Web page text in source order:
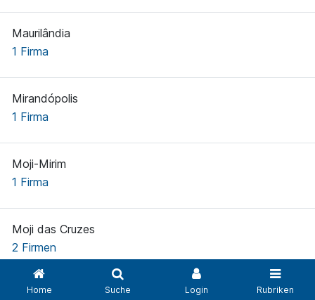
Home Suche Login Rubriken
Maurilândia
1 Firma
Mirandópolis
1 Firma
Moji-Mirim
1 Firma
Moji das Cruzes
2 Firmen
Monte Aprazível